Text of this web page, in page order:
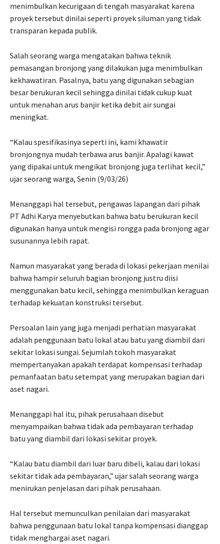
menimbulkan kecurigaan di tengah masyarakat karena
proyek tersebut dinilai seperti proyek siluman yang tidak
transparan kepada publik.
Salah seorang warga mengatakan bahwa teknik
pemasangan bronjong yang dilakukan juga menimbulkan
kekhawatiran. Pasalnya, batu yang digunakan sebagian
besar berukuran kecil sehingga dinilai tidak cukup kuat
untuk menahan arus banjir ketika debit air sungai
meningkat.
“Kalau spesifikasinya seperti ini, kami khawatir
bronjongnya mudah terbawa arus banjir. Apalagi kawat
yang dipakai untuk mengikat bronjong juga terlihat kecil,”
ujar seorang warga, Senin (9/03/26)
Menanggapi hal tersebut, pengawas lapangan dari pihak
PT Adhi Karya menyebutkan bahwa batu berukuran kecil
digunakan hanya untuk mengisi rongga pada bronjong agar
susunannya lebih rapat.
Namun masyarakat yang berada di lokasi pekerjaan menilai
bahwa hampir seluruh bagian bronjong justru diisi
menggunakan batu kecil, sehingga menimbulkan keraguan
terhadap kekuatan konstruksi tersebut.
Persoalan lain yang juga menjadi perhatian masyarakat
adalah penggunaan batu lokal atau batu yang diambil dari
sekitar lokasi sungai. Sejumlah tokoh masyarakat
mempertanyakan apakah terdapat kompensasi terhadap
pemanfaatan batu setempat yang merupakan bagian dari
aset nagari.
Menanggapi hal itu, pihak perusahaan disebut
menyampaikan bahwa tidak ada pembayaran terhadap
batu yang diambil dari lokasi sekitar proyek.
“Kalau batu diambil dari luar baru dibeli, kalau dari lokasi
sekitar tidak ada pembayaran,” ujar salah seorang warga
menirukan penjelasan dari pihak perusahaan.
Hal tersebut memunculkan penilaian dari masyarakat
bahwa penggunaan batu lokal tanpa kompensasi dianggap
tidak menghargai aset nagari.